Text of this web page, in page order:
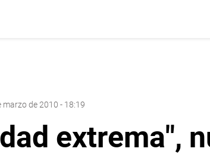
marzo de 2010 - 18:19
extrema",